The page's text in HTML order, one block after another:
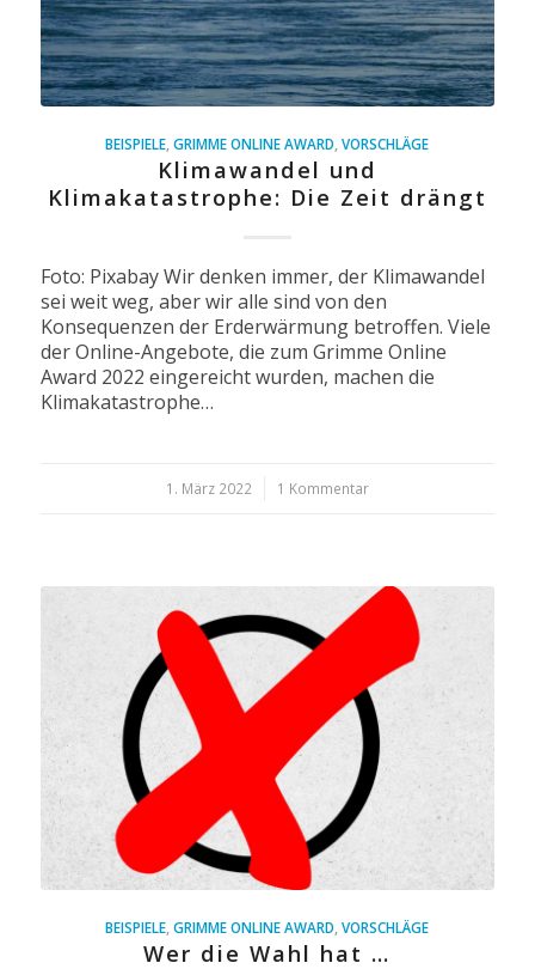
BEISPIELE ,GRIMME ONLINE AWARD ,VORSCHLÄGE
Klimawandel und
Klimakatastrophe: Die Zeit drängt
Foto: Pixabay Wir denken immer, der Klimawandel
sei weit weg, aber wir alle sind von den
Konsequenzen der Erderwärmung betroffen. Viele
der Online-Angebote, die zum Grimme Online
Award 2022 eingereicht wurden, machen die
Klimakatastrophe…
1. März 2022
/ 1 Kommentar
BEISPIELE ,GRIMME ONLINE AWARD ,VORSCHLÄGE
Wer die Wahl hat …